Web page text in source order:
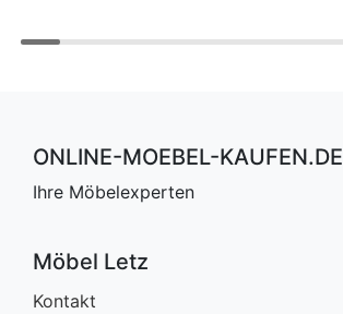
ONLINE-MOEBEL-KAUFEN.DE
Ihre Möbelexperten
Möbel Letz
Kontakt